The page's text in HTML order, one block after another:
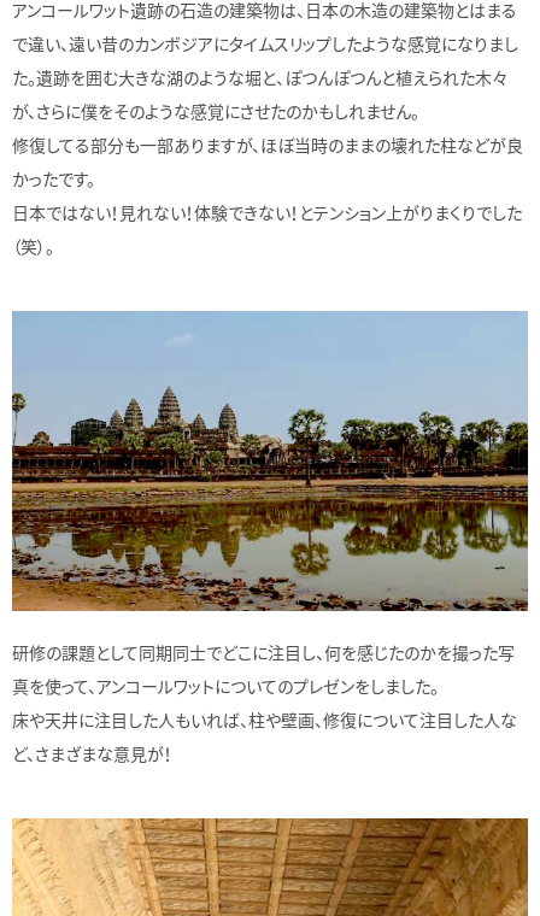
アンコールワット遺跡の石造の建築物は、日本の木造の建築物とはまる
で違い、遠い昔のカンボジアにタイムスリップしたような感覚になりまし
た。遺跡を囲む大きな湖のような堀と、ぽつんぽつんと植えられた木々
が、さらに僕をそのような感覚にさせたのかもしれません。
修復してる部分も一部ありますが、ほぼ当時のままの壊れた柱などが良
かったです。
日本ではない！見れない！体験できない！とテンション上がりまくりでした
（笑）。
研修の課題として同期同士でどこに注目し、何を感じたのかを撮った写
真を使って、アンコールワットについてのプレゼンをしました。
床や天井に注目した人もいれば、柱や壁画、修復について注目した人な
ど、さまざまな意見が！